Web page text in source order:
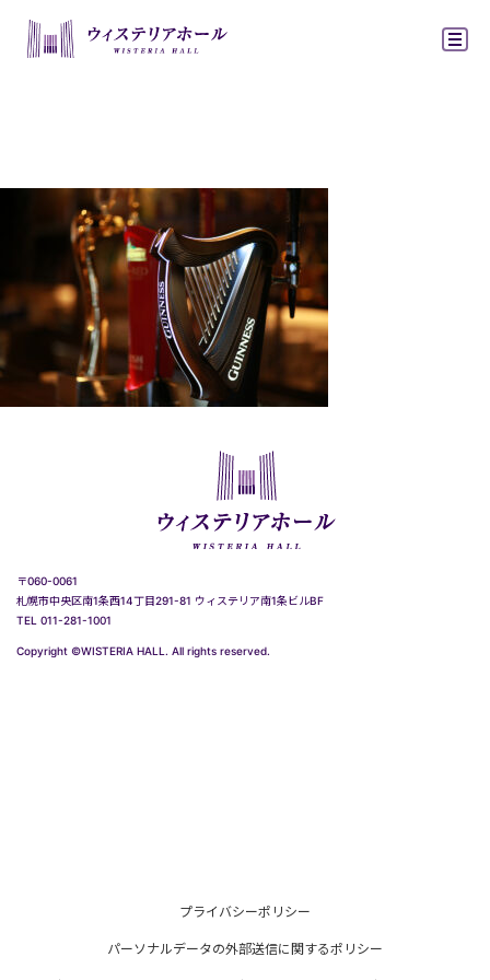
ウィステリアホ
〒060-0061
札幌市中央区南1条西14丁目291-81 ウィステリア南1条ビルBF
TEL 011-281-1001
Copyright ©WISTERIA HALL. All rights reserved.
プライバシーポリシー
パーソナルデータの外部送信に関するポリシー